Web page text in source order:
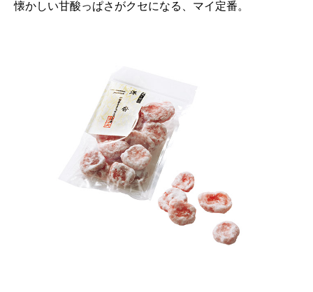
懐かしい甘酸っぱさがクセになる、マイ定番。